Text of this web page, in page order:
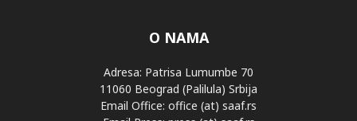
O NAMA
Adresa: Patrisa Lumumbe 70
11060 Beograd (Palilula) Srbija
Email Office: office (at) saaf.rs